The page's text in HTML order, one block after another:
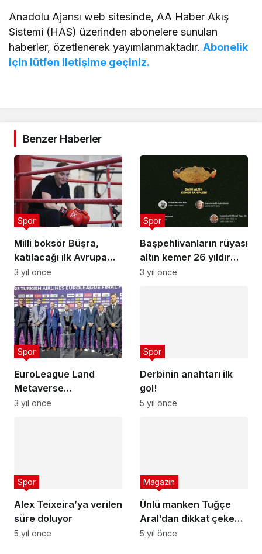
Anadolu Ajansı web sitesinde, AA Haber Akış
Sistemi (HAS) üzerinden abonelere sunulan
haberler, özetlenerek yayımlanmaktadır.Abonelik
için lütfen iletişime geçiniz.
Benzer Haberler
Milli boksör Büşra,
katılacağı ilk Avrupa
Oyunları'nda olimpiyat
kotası almak istiyor
Spor
3 yıl önce
Başpehlivanların rüyası
altın kemer 26 yıldır
ebedi sahibini arıyor
Spor
3 yıl önce
EuroLeague Land
Metaverse
organizasyonu, THY
Spor
3 yıl önce
5 yıl önce
5 yıl önce
paylaşımı: Tebrik
ederim kardeşim
5 yıl önce